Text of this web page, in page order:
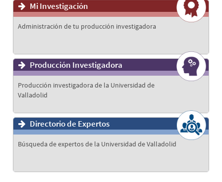
Mi Investigación
Administración de tu producción investigadora
Producción Investigadora
Producción investigadora de la Universidad de
Valladolid
Directorio de Expertos
Búsqueda de expertos de la Universidad de Valladolid